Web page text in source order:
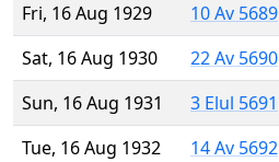
Fri, 16 Aug 1929
10 Av 5689
Sat, 16 Aug 1930
22 Av 5690
Sun, 16 Aug 1931
3 Elul 5691
Tue, 16 Aug 1932
14 Av 5692